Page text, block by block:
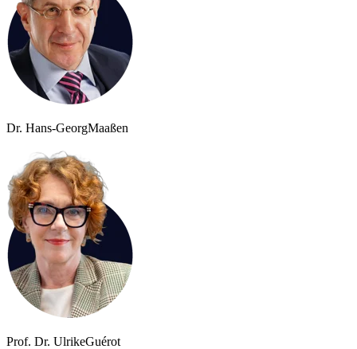
Dr. Hans-GeorgMaaßen
Prof. Dr. UlrikeGuérot